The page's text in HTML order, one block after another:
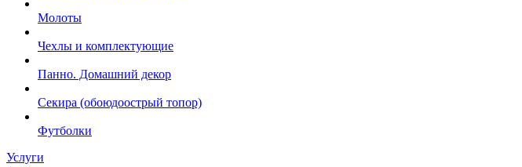
Молоты
Чехлы и комплектующие
Панно. Домашний декор
Секира (обоюдоострый топор)
Футболки
Услуги